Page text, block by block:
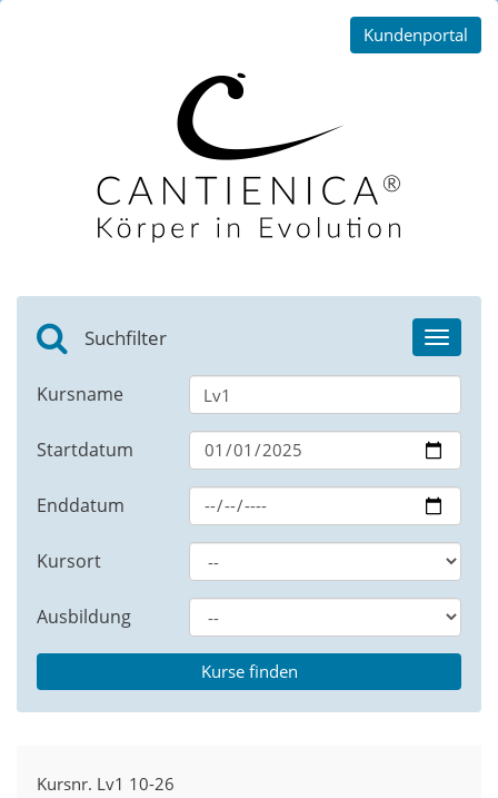
Kundenportal
Toggle
Suchfilter
Kursname
Startdatum
Enddatum
Kursort
Ausbildung
Kursnr. Lv1 10-26